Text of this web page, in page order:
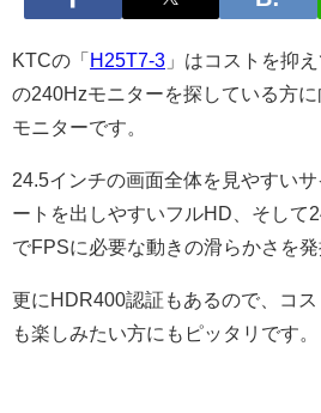
KTCの「 H25T7-3 」はコストを抑
の240Hzモニターを探している方
モニターです。
24.5インチの画面全体を見やすい
ートを出しやすいフルHD、そして
でFPSに必要な動きの滑らかさを発
更にHDR400認証もあるので、コ
も楽しみたい方にもピッタリです。